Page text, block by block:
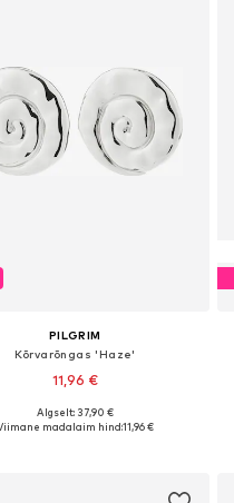
PILGRIM
Kõrvarõngas 'Haze'
11,96 €
suurused: One Size
Algselt: 37,90 €
madalaim hind:11,96 €